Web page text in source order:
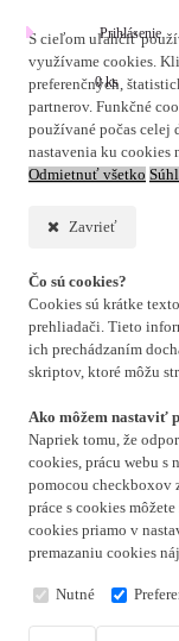
S cieľom uľahčiť
využívame cookies.
preferenčných,
partnerov. Funkčné
používané počas celej
nastavenia ku cookies
Odmietnuť všetko
Zavrieť
Čo sú cookies?
Cookies sú krátke
prehliadači. Tieto
ich prechádzaním
skriptov, ktoré môžu
Ako môžem nastaviť
Napriek tomu, že
cookies, prácu webu
pomocou checkboxov
práce s cookies
cookies priamo v
premazaniu cookies
Nutné
Prihlásenie
0 ks